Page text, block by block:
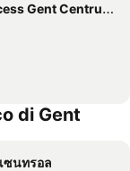
Centrum Dampoort
di Gent
ซนทรอล